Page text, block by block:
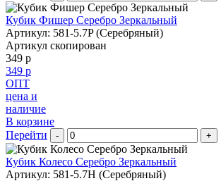
Кубик Фишер Серебро Зеркальный
Артикул: 581-5.7P (Серебряный)
Артикул скопирован
349 р
349 р
ОПТ
цена и
наличие
В корзине
Перейти
- +
Кубик Колесо Серебро Зеркальный
Артикул: 581-5.7H (Серебряный)